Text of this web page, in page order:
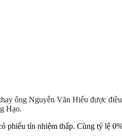
ông Nguyễn Văn Hiếu được
Hạo.
phiếu tín nhiệm thấp. Cùng tỷ lệ